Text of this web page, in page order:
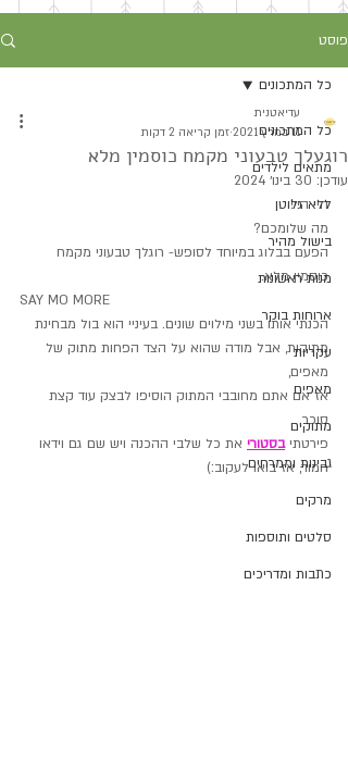
פוסט
כל המתכונים
מתאים לילדים
ללא גלוטן
בישול מהיר
מנות ראשונות
ארוחות בוקר
עקריות
מאפים
מתוקים
גבינות וממרחים
מרקים
סלטים ותוספות
כתבות ומדריכים
כל המתכונים
רוגעלך טבעוני מקמח כוסמין מלא
עדיאטנית
11 במרץ 2021
זמן קריאה 2 דקות
עודכן: 30 בינו׳ 2024
היי היי!
מה שלומכם?
הפעם בבלוג במיוחד לסופש- רוגלך טבעוני מקמח
כוסמין מלא.
SAY MO MORE
הכנתי אותו בשני מילוים שונים. בעיניי הוא בול מבחינת
מתיקות, אבל מודה שהוא על הצד הפחות מתוק של
מאפים,
אז אם אתם מחובבי המתוק הוסיפו לבצק עוד קצת
סוכר.
פירטתי בסטורי את כל שלבי ההכנה ויש שם גם וידאו
חמוד, אז בואו לעקוב:)